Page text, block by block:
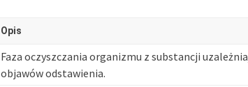
Opis
Faza oczyszczania organizmu z substancji
objawów odstawienia.